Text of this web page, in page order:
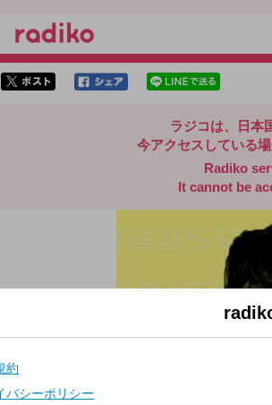
ラジコは、日本
今アクセスしている
Radiko
It cannot be